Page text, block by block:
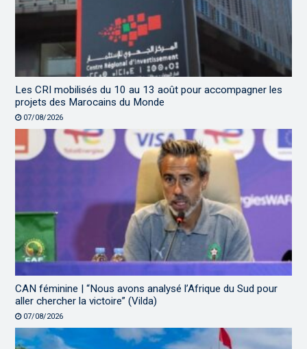
Les CRI mobilisés du 10 au 13 août pour accompagner les
projets des Marocains du Monde
07/08/2026
CAN féminine | “Nous avons analysé l’Afrique du Sud pour
aller chercher la victoire” (Vilda)
07/08/2026